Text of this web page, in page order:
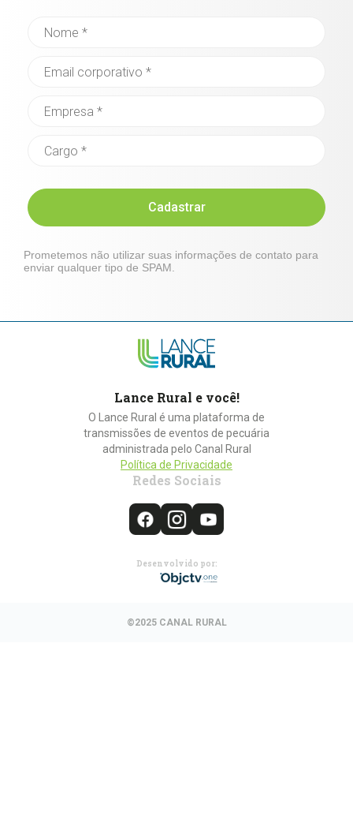
Cadastrar
Prometemos não utilizar suas informações de contato para
enviar qualquer tipo de SPAM.
Lance Rural e você!
O Lance Rural é uma plataforma de
transmissões de eventos de pecuária
administrada pelo Canal Rural
Política de Privacidade
Redes Sociais
Desenvolvido por:
©2025 CANAL RURAL